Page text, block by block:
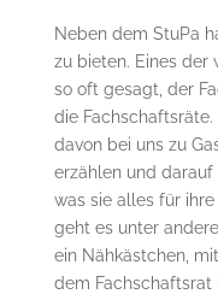
Neben dem StuPa
zu bieten. Eines der
so oft gesagt, der
die
davon bei uns zu
erzählen und darauf
was sie alles für ihre
geht es unter
ein Nähkästchen,
dem Fachschaftsrat